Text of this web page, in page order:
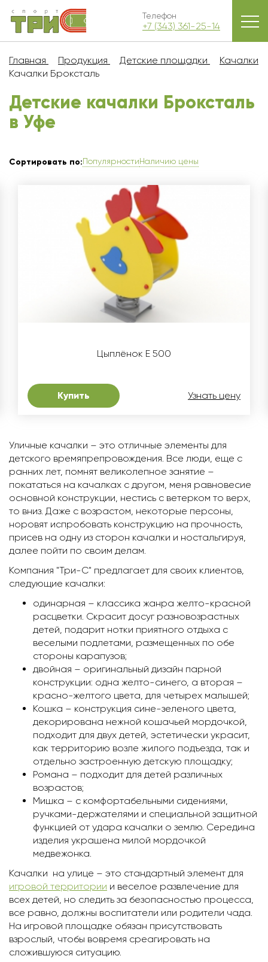
Телефон
+7 (343) 361-25-14
Главная Продукция Детские площадки
Качалки
Качалки Броксталь
Детские качалки Броксталь
в Уфe
Сортировать по:ПопулярностиНаличию цены
Цыплёнок Е 500
Купить Узнать цену
Уличные качалки – это отличные элементы для
детского времяпрепровождения. Все люди, еще с
ранних лет, помнят великолепное занятие –
покататься на качалках с другом, меня равновесие
основной конструкции, нестись с ветерком то верх,
то вниз. Даже с возрастом, некоторые персоны,
норовят испробовать конструкцию на прочность,
присев на одну из сторон качалки и ностальгируя,
далее пойти по своим делам.
Компания "Три-С" предлагает для своих клиентов,
следующие качалки:
одинарная – классика жанра желто-красной
расцветки. Скрасит досуг разновозрастных
детей, подарит нотки приятного отдыха с
веселыми подлетами, размещенных по обе
стороны карапузов;
двойная – оригинальный дизайн парной
конструкции: одна желто-синего, а вторая –
красно-желтого цвета, для четырех малышей;
Кошка – конструкция сине-зеленого цвета,
декорирована нежной кошачьей мордочкой,
подходит для двух детей, эстетически украсит,
как территорию возле жилого подъезда, так и
отдельно застроенную детскую площадку;
Романа – подходит для детей различных
возрастов;
Мишка – с комфортабельными сидениями,
ручками-держателями и специальной защитной
функцией от удара качалки о землю. Середина
изделия украшена милой мордочкой
медвежонка.
Качалки на улице – это стандартный элемент для
игровой территории и веселое развлечение для
всех детей, но следить за безопасностью процесса,
все равно, должны воспитатели или родители чада.
На игровой площадке обязан присутствовать
взрослый, чтобы вовремя среагировать на
сложившуюся ситуацию.